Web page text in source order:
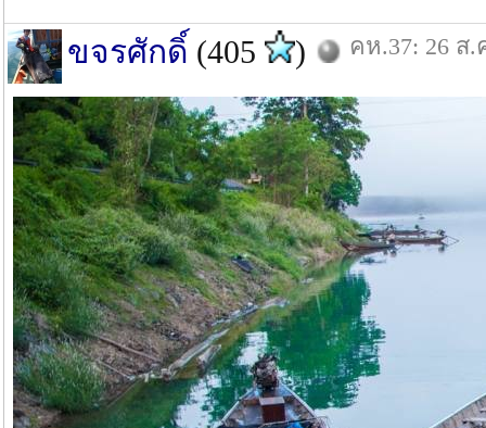
ขจรศักดิ์ (405 ) คห.37: 26 ส.